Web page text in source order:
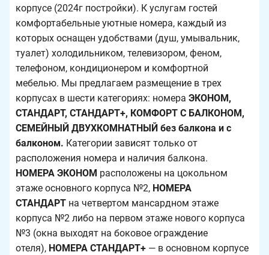
корпусе (2024г постройки). К услугам гостей
комфортабельные уютные номера, каждый из
которых оснащен удобствами (душ, умывальник,
туалет) холодильником, телевизором, феном,
телефоном, кондиционером и комфортной
мебелью. Мы предлагаем размещение в трех
корпусах в шести категориях: номера ЭКОНОМ,
СТАНДАРТ, СТАНДАРТ+, КОМФОРТ С БАЛКОНОМ,
СЕМЕЙНЫЙ ДВУХКОМНАТНЫЙ без балкона и с
балконом. Категории зависят только от
расположения номера и наличия балкона.
НОМЕРА ЭКОНОМ расположены на цокольном
этаже основного корпуса №2, НОМЕРА
СТАНДАРТ на четвертом мансардном этаже
корпуса №2 либо на первом этаже нового корпуса
№3 (окна выходят на боковое ограждение
отеля), НОМЕРА СТАНДАРТ+ — в основном корпусе